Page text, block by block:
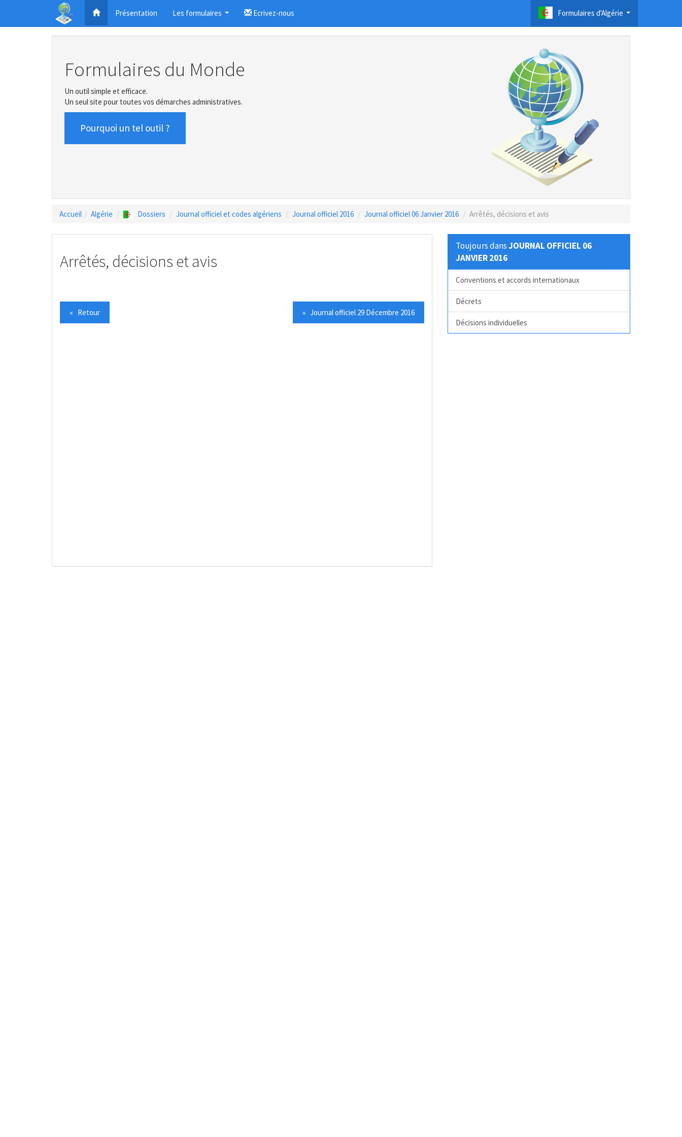
Présentation Les formulaires Ecrivez-nous Formulaires d'Algérie
Formulaires du Monde
Un outil simple et efficace.
Un seul site pour toutes vos démarches administratives.
Pourquoi un tel outil ?
Accueil Algérie Dossiers Journal officiel et codes algériens Journal officiel 2016 Journal officiel 06 Janvier 2016 Arrêtés, décisions et avis
Arrêtés, décisions et avis
« Retour » Journal officiel 29 Décembre 2016
Toujours dansJOURNAL OFFICIEL 06
JANVIER 2016
Conventions et accords internationaux
Décrets
Décisions individuelles